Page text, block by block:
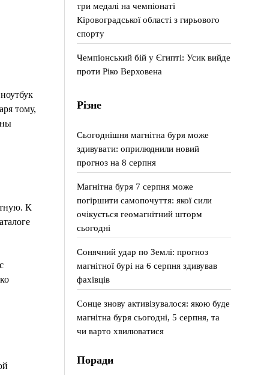
тому,
К
три медалі на чемпіонаті
Кіровоградської області з гирьового
спорту
Чемпіонський бій у Єгипті: Усик вийде
проти Ріко Верховена
Різне
Сьогоднішня магнітна буря може
здивувати: оприлюднили новий
прогноз на 8 серпня
Магнітна буря 7 серпня може
погіршити самопочуття: якої сили
очікується геомагнітний шторм
сьогодні
Сонячний удар по Землі: прогноз
магнітної бурі на 6 серпня здивував
фахівців
Сонце знову активізувалося: якою буде
магнітна буря сьогодні, 5 серпня, та
чи варто хвилюватися
Поради